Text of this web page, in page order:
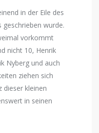
in der Eile des
wurde.
vorkommt
nicht 10, Henrik
Nyberg und auch
ziehen sich
dieser kleinen
in seinen